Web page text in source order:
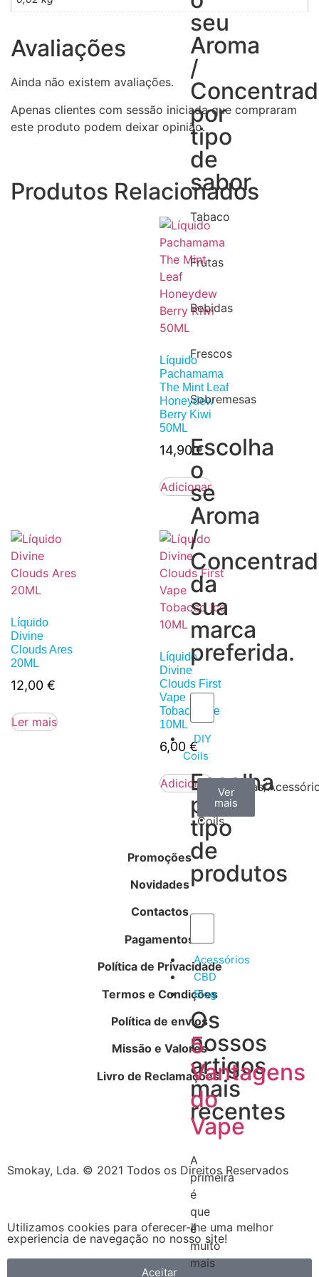
seu
Aroma
/
por
tipo
de
sabor
Tabaco
Frutas
Bebidas
Frescos
Sobremesas
Escolha
o
se
Aroma
/
da
sua
marca
preferida.
DIY
Coils
Escolha
por
tipo
de
produtos
Arame
Coils
Ver
mais
Algodão
Ver
mais
Ferramentas/
Ver
mais
Acessórios
CBD
Blog
Os
nossos
artigos
mais
recentes
5
Vantagens
do
Vape
A
primeira
é
que
é
muito
mais
Avaliações
Ainda não existem avaliações.
Apenas clientes com sessão iniciada que compraram
este produto podem deixar opinião.
Produtos Relacionados
Líquido
Pachamama
The Mint Leaf
Honeydew
Berry Kiwi
50ML
14,90€
Adicionar
Líquido
Divine
Clouds Ares
20ML
12,00 €
Ler mais
Líquido
Divine
Clouds First
Vape
Tobacco Ice
10ML
6,00 €
Adicionar
Promoções
Novidades
Contactos
Pagamentos
Política de Privacidade
Termos e Condições
Política de envios
Missão e Valores
Livro de Reclamações
Smokay, Lda. © 2021 Todos os Direitos Reservados
Utilizamos cookies para oferecer-lhe uma melhor
experiencia de navegação no nosso site!
Aceitar